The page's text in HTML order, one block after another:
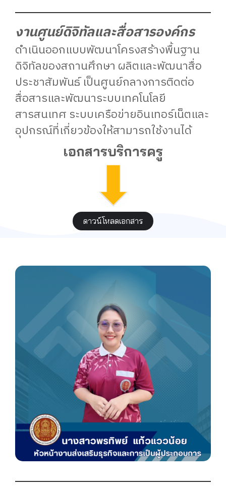
งานศูนย์ดิจิทัลและสื่อสารองค์กร
ดำเนินออกแบบพัฒนาโครงสร้างพื้นฐาน
ดิจิทัลของสถานศึกษา ผลิตและพัฒนาสื่อ
ประชาสัมพันธ์ เป็นศูนย์กลางการติดต่อ
สื่อสารและพัฒนาระบบเทคโนโลยี
สารสนเทศ ระบบเครือข่ายอินเทอร์เน็ตและ
อุปกรณ์ที่เกี่ยวข้องให้สามารถใช้งานได้
เอกสารบริการครู
ดาวน์โหลดเอกสาร